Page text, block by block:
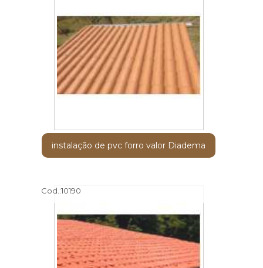
instalação de pvc forro valor Diadema
Cod.:10190